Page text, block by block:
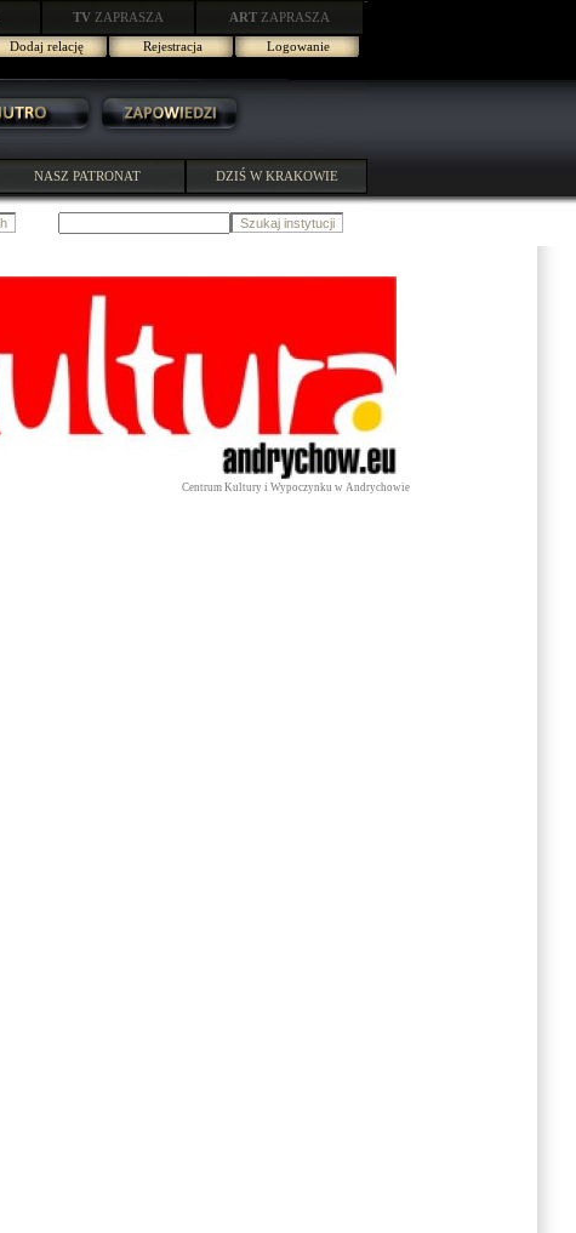
TV ZAPRASZA ART ZAPRASZA
Dodaj relację Rejestracja Logowanie
NASZ PATRONAT DZIŚ W KRAKOWIE
Centrum Kultury i Wypoczynku w Andrychowie